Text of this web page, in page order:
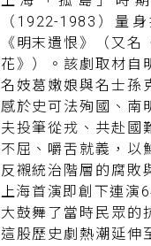
（1922-1983）量
《明末遺恨》（又
花》）。該劇取材自
名妓葛嫩娘與名士孫
感於史可法殉國、南
夫投筆從戎、共赴國
不屈、嚼舌就義，以
反襯統治階層的腐敗
上海首演即創下連演
大鼓舞了當時民眾的
這股歷史劇熱潮延伸